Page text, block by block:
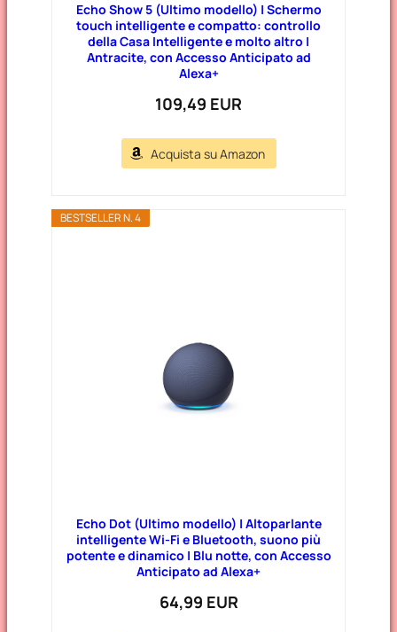
Echo Show 5 (Ultimo modello) | Schermo
touch intelligente e compatto: controllo
della Casa Intelligente e molto altro |
Antracite, con Accesso Anticipato ad
Alexa+
109,49 EUR
Acquista su Amazon
BESTSELLER N. 4
Echo Dot (Ultimo modello) | Altoparlante
intelligente Wi-Fi e Bluetooth, suono più
potente e dinamico | Blu notte, con Accesso
Anticipato ad Alexa+
64,99 EUR